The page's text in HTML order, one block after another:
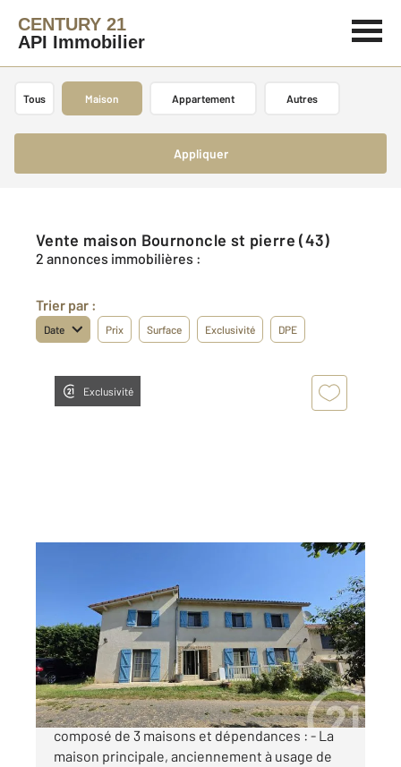
CENTURY 21
API Immobilier
Tous Maison Appartement Autres
Appliquer
Vente maison Bournoncle st pierre (43)
2 annonces immobilières :
Trier par :
Date Prix Surface Exclusivité DPE
Exclusivité
Ref : 134
Maison à vendre
299 900 €
Venez découvrir cet ensemble immobilier
composé de 3 maisons et dépendances : - La
maison principale, anciennement à usage de